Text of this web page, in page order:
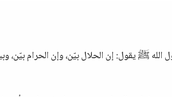
ﷺ يقول: إن الحلال بيّن، وإن الحرام بيّن،